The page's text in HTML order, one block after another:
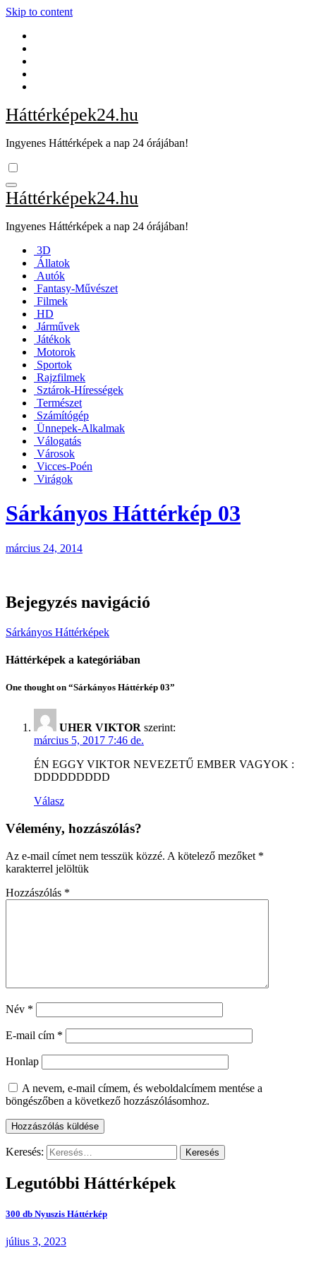
Skip to content
Háttérképek24.hu
Ingyenes Háttérképek a nap 24 órájában!
Háttérképek24.hu
Ingyenes Háttérképek a nap 24 órájában!
3D
Állatok
Autók
Fantasy-Művészet
Filmek
HD
Járművek
Játékok
Motorok
Sportok
Rajzfilmek
Sztárok-Hírességek
Természet
Számítógép
Ünnepek-Alkalmak
Válogatás
Városok
Vicces-Poén
Virágok
Sárkányos Háttérkép 03
március 24, 2014
Bejegyzés navigáció
Sárkányos Háttérképek
Háttérképek a kategóriában
One thought on “Sárkányos Háttérkép 03”
UHER VIKTOR szerint:
március 5, 2017 7:46 de.
ÉN EGGY VIKTOR NEVEZETŰ EMBER VAGYOK :
DDDDDDDDD
Válasz
Vélemény, hozzászólás?
Az e-mail címet nem tesszük közzé. A kötelező mezőket *
karakterrel jelöltük
Hozzászólás *
Név *
E-mail cím *
Honlap
A nevem, e-mail címem, és weboldalcímem mentése a
böngészőben a következő hozzászólásomhoz.
Keresés:
Legutóbbi Háttérképek
300 db Nyuszis Háttérkép
július 3, 2023